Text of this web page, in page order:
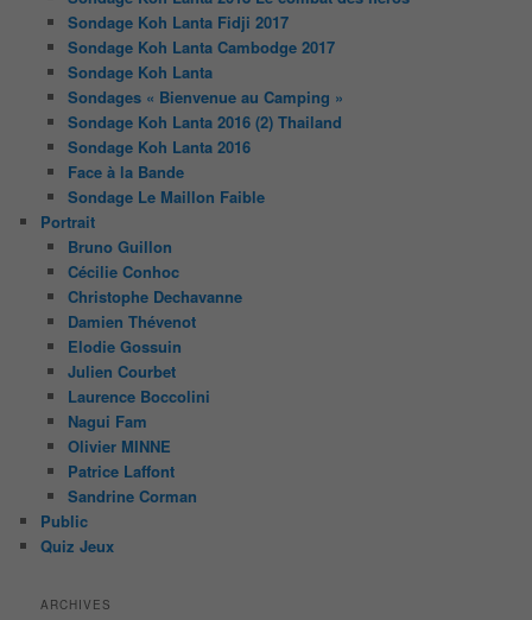
Sondage Koh Lanta Fidji 2017
Sondage Koh Lanta Cambodge 2017
Sondage Koh Lanta
Sondages « Bienvenue au Camping »
Sondage Koh Lanta 2016 (2) Thailand
Sondage Koh Lanta 2016
Face à la Bande
Sondage Le Maillon Faible
Portrait
Bruno Guillon
Cécilie Conhoc
Christophe Dechavanne
Damien Thévenot
Elodie Gossuin
Julien Courbet
Laurence Boccolini
Nagui Fam
Olivier MINNE
Patrice Laffont
Sandrine Corman
Public
Quiz Jeux
ARCHIVES